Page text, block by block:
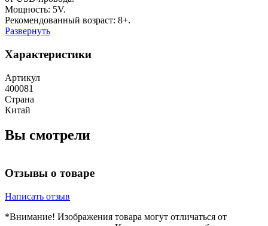
Мощность: 5V.
Рекомендованный возраст: 8+.
Развернуть
Характеристики
Артикул
400081
Страна
Китай
Вы смотрели
Отзывы о товаре
Написать отзыв
*Внимание! Изображения товара могут отличаться от